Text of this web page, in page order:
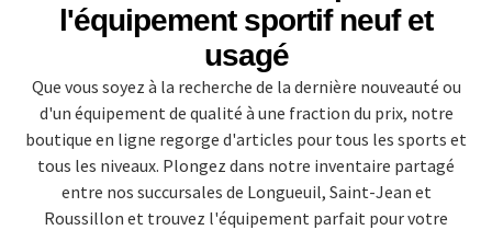
l'équipement sportif neuf et
usagé
Que vous soyez à la recherche de la dernière nouveauté ou
d'un équipement de qualité à une fraction du prix, notre
boutique en ligne regorge d'articles pour tous les sports et
tous les niveaux. Plongez dans notre inventaire partagé
entre nos succursales de Longueuil, Saint-Jean et
Roussillon et trouvez l'équipement parfait pour votre